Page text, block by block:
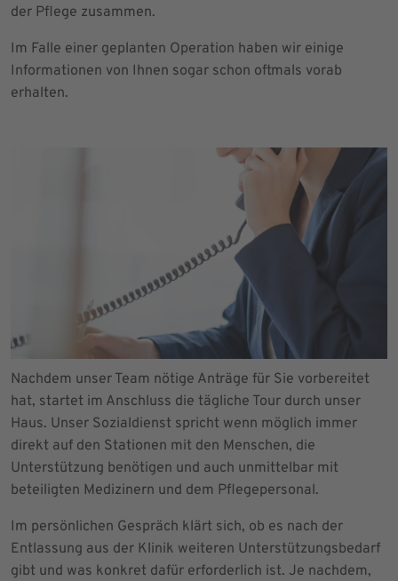
der Pflege zusammen.
Im Falle einer geplanten Operation haben wir einige
Informationen von Ihnen sogar schon oftmals vorab
erhalten.
Nachdem unser Team nötige Anträge für Sie vorbereitet
hat, startet im Anschluss die tägliche Tour durch unser
Haus. Unser Sozialdienst spricht wenn möglich immer
direkt auf den Stationen mit den Menschen, die
Unterstützung benötigen und auch unmittelbar mit
beteiligten Medizinern und dem Pflegepersonal.
Im persönlichen Gespräch klärt sich, ob es nach der
Entlassung aus der Klinik weiteren Unterstützungsbedarf
gibt und was konkret dafür erforderlich ist. Je nachdem,